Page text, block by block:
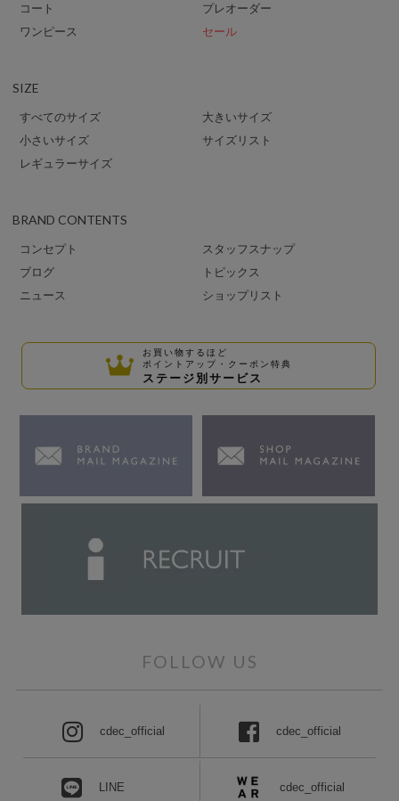
コート
ワンピース
プレオーダー
セール
SIZE
すべてのサイズ
小さいサイズ
レギュラーサイズ
大きいサイズ
サイズリスト
BRAND CONTENTS
コンセプト
ブログ
ニュース
スタッフスナップ
トピックス
ショップリスト
お買い物するほど
ポイントアップ・クーポン特典
ステージ別サービス
FOLLOW US
cdec_official cdec_official
LINE cdec_official